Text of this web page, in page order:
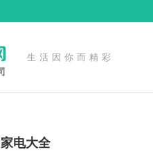
生活因你而精彩
家电大全